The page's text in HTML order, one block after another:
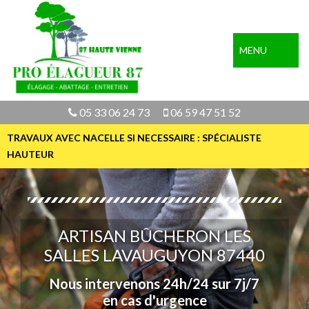
MENU
05 33 06 24 73 06 59 47 51 52
TRAVAUX AVEC NACELLE SI NECESSAIRE : SPÉCIALISTE
HAUTEUR
ARTISAN BÛCHERON LES
SALLES LAVAUGUYON 87440
Nous intervenons 24h/24 sur 7j/7
en cas d'urgence